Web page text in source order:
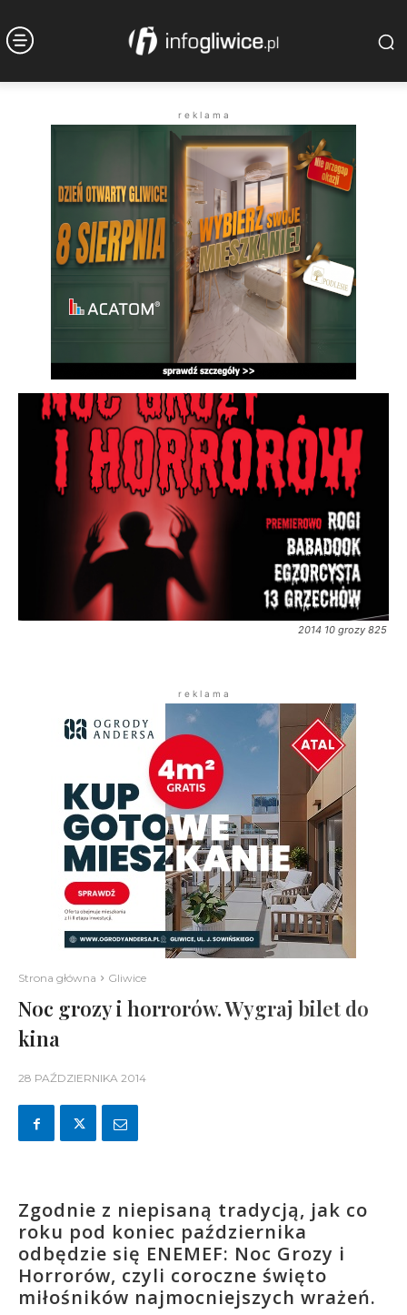
r e k l a m a
2014 10 grozy 825
r e k l a m a
Strona główna Gliwice
Noc grozy i horrorów. Wygraj bilet do
kina
28 PAŹDZIERNIKA 2014
Zgodnie z niepisaną tradycją, jak co
roku pod koniec października
odbędzie się ENEMEF: Noc Grozy i
Horrorów, czyli coroczne święto
miłośników najmocniejszych wrażeń.